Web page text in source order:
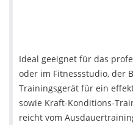
Ideal geeignet für das
oder im Fitnessstudio, der
Trainingsgerät für ein
sowie Kraft-Konditions-
reicht vom